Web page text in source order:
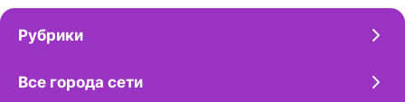
Рубрики
Все города сети